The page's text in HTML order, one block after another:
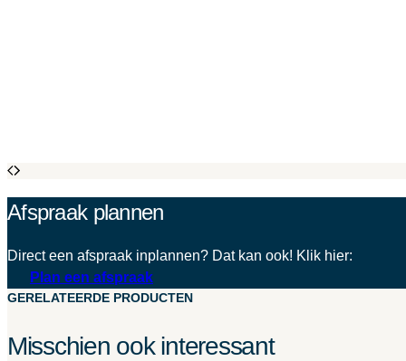
Afspraak plannen
Direct een afspraak inplannen? Dat kan ook! Klik hier:
Plan een afspraak
GERELATEERDE PRODUCTEN
Misschien ook interessant